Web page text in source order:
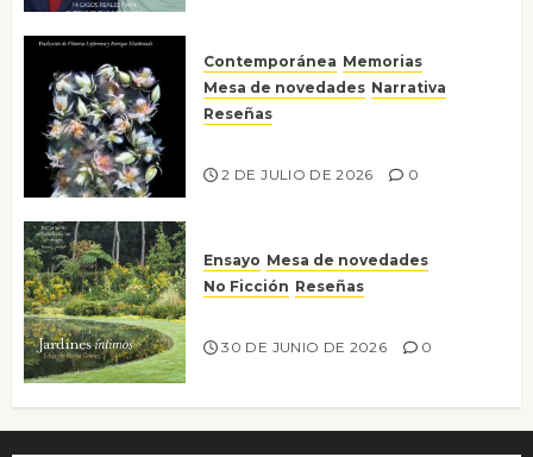
Contemporánea Memorias
Mesa de novedades Narrativa
Reseñas
2 DE JULIO DE 2026 0
Ensayo Mesa de novedades
No Ficción Reseñas
30 DE JUNIO DE 2026 0